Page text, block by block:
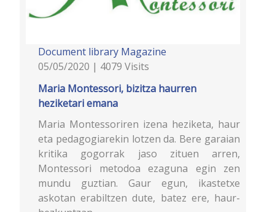
Document library Magazine
05/05/2020 | 4079 Visits
Maria Montessori, bizitza haurren
heziketari emana
Maria Montessoriren izena heziketa, haur
eta pedagogiarekin lotzen da. Bere garaian
kritika gogorrak jaso zituen arren,
Montessori metodoa ezaguna egin zen
mundu guztian. Gaur egun, ikastetxe
askotan erabiltzen dute, batez ere, haur-